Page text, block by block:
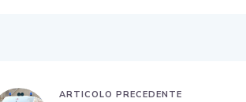
ARTICOLO PRECEDENTE